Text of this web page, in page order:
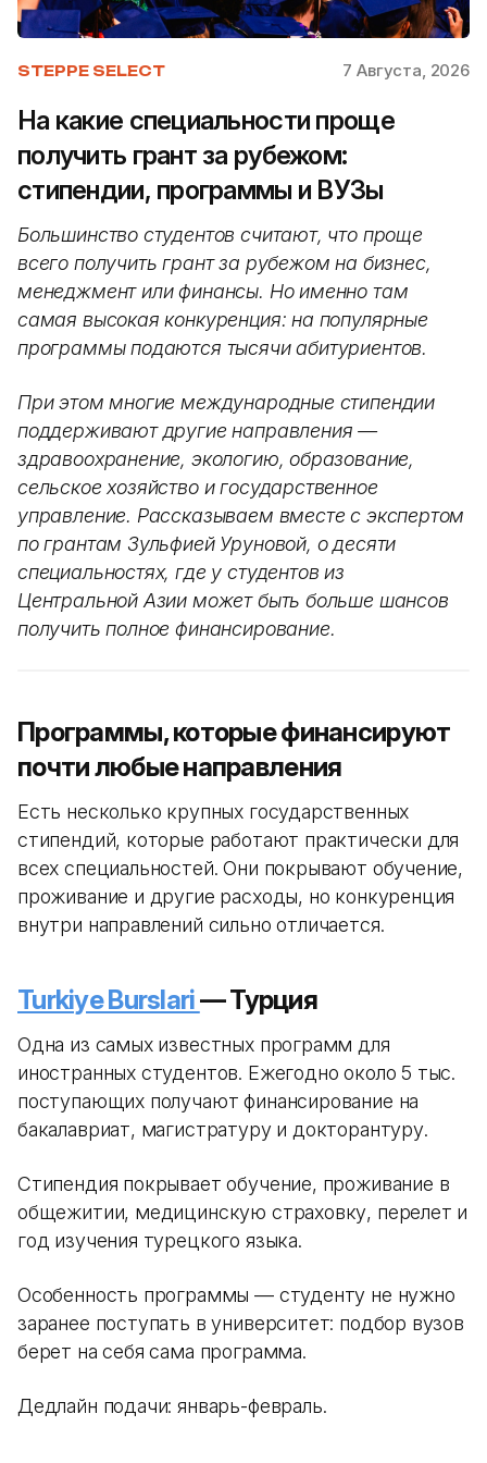
STEPPE SELECT 7 Августа, 2026
На какие специальности проще
получить грант за рубежом:
стипендии, программы и ВУЗы
Большинство студентов считают, что проще
всего получить грант за рубежом на бизнес,
менеджмент или финансы. Но именно там
самая высокая конкуренция: на популярные
программы подаются тысячи абитуриентов.
При этом многие международные стипендии
поддерживают другие направления —
здравоохранение, экологию, образование,
сельское хозяйство и государственное
управление. Рассказываем вместе с экспертом
по грантам Зульфией Уруновой, о десяти
специальностях, где у студентов из
Центральной Азии может быть больше шансов
получить полное финансирование.
Программы, которые финансируют
почти любые направления
Есть несколько крупных государственных
стипендий, которые работают практически для
всех специальностей. Они покрывают обучение,
проживание и другие расходы, но конкуренция
внутри направлений сильно отличается.
Turkiye Burslari— Турция
Одна из самых известных программ для
иностранных студентов. Ежегодно около 5 тыс.
поступающих получают финансирование на
бакалавриат, магистратуру и докторантуру.
Стипендия покрывает обучение, проживание в
общежитии, медицинскую страховку, перелет и
год изучения турецкого языка.
Особенность программы — студенту не нужно
заранее поступать в университет: подбор вузов
берет на себя сама программа.
Дедлайн подачи: январь-февраль.